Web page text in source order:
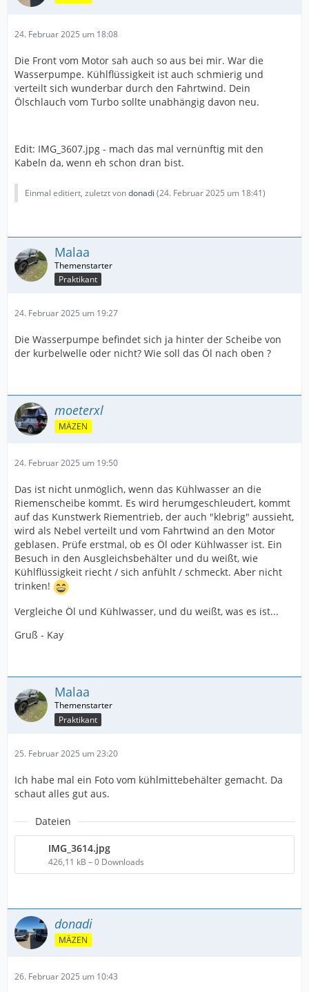
24. Februar 2025 um 18:08
Die Front vom Motor sah auch so aus bei mir. War die
Wasserpumpe. Kühlflüssigkeit ist auch schmierig und
verteilt sich wunderbar durch den Fahrtwind. Dein
Ölschlauch vom Turbo sollte unabhängig davon neu.
Edit: IMG_3607.jpg - mach das mal vernünftig mit den
Kabeln da, wenn eh schon dran bist.
Einmal editiert, zuletzt vondonadi (24. Februar 2025 um 18:41)
Malaa
Praktikant
24. Februar 2025 um 19:27
Die Wasserpumpe befindet sich ja hinter der Scheibe von
der kurbelwelle oder nicht? Wie soll das Öl nach oben ?
moeterxl
MÄZEN
24. Februar 2025 um 19:50
Das ist nicht unmöglich, wenn das Kühlwasser an die
Riemenscheibe kommt. Es wird herumgeschleudert, kommt
auf das Kunstwerk Riementrieb, der auch "klebrig" aussieht,
wird als Nebel verteilt und vom Fahrtwind an den Motor
geblasen. Prüfe erstmal, ob es Öl oder Kühlwasser ist. Ein
Besuch in den Ausgleichsbehälter und du weißt, wie
Kühlflüssigkeit riecht / sich anfühlt / schmeckt. Aber nicht
trinken!
Vergleiche Öl und Kühlwasser, und du weißt, was es ist...
Gruß - Kay
Malaa
Praktikant
25. Februar 2025 um 23:20
Ich habe mal ein Foto vom kühlmittebehälter gemacht. Da
schaut alles gut aus.
Dateien
IMG_3614.jpg
426,11 kB – 0 Downloads
donadi
MÄZEN
26. Februar 2025 um 10:43